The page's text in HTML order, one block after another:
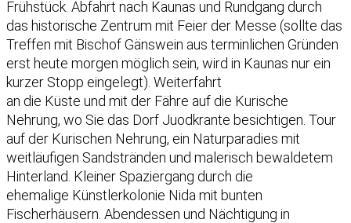
Frühstück. Abfahrt nach Kaunas und Rundgang durch
das historische Zentrum mit Feier der Messe (sollte das
Treffen mit Bischof Gänswein aus terminlichen Gründen
erst heute morgen möglich sein, wird in Kaunas nur ein
kurzer Stopp eingelegt). Weiterfahrt
an die Küste und mit der Fähre auf die Kurische
Nehrung, wo Sie das Dorf Juodkrante besichtigen. Tour
auf der Kurischen Nehrung, ein Naturparadies mit
weitläufigen Sandstränden und malerisch bewaldetem
Hinterland. Kleiner Spaziergang durch die
ehemalige Künstlerkolonie Nida mit bunten
Fischerhäusern. Abendessen und Nächtigung in